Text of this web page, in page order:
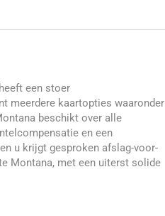
een stoer
meerdere kaartopties waaronder
beschikt over alle
en een
u krijgt gesproken afslag-voor-
Montana, met een uiterst solide